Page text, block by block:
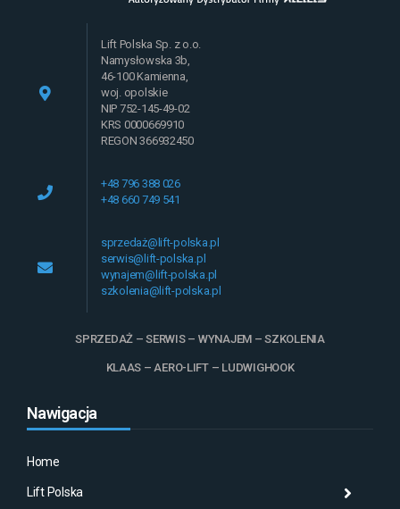
Lift Polska Sp. z o.o.
Namysłowska 3b,
46-100 Kamienna,
woj. opolskie
NIP 752-145-49-02
KRS 0000669910
REGON 366932450
+48 796 388 026
+48 660 749 541
sprzedaż@lift-polska.pl
serwis@lift-polska.pl
wynajem@lift-polska.pl
szkolenia@lift-polska.pl
SPRZEDAŻ – SERWIS – WYNAJEM – SZKOLENIA
KLAAS – AERO-LIFT – LUDWIGHOOK
Nawigacja
Home
Lift Polska